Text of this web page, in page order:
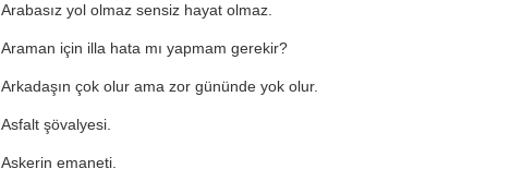
Arabasız yol olmaz sensiz hayat olmaz.
Araman için illa hata mı yapmam gerekir?
Arkadaşın çok olur ama zor gününde yok olur.
Asfalt şövalyesi.
Askerin emaneti.